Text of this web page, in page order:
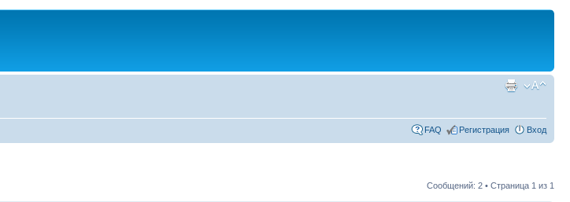
FAQ Регистрация Вход
Сообщений: 2 • Страница 1 из 1